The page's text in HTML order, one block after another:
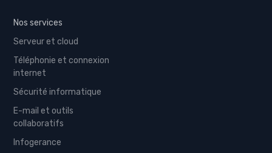
Nos services
Serveur et cloud
Téléphonie et connexion
internet
Sécurité informatique
E-mail et outils
collaboratifs
Infogerance